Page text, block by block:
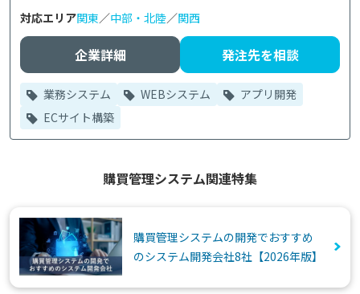
対応エリア関東／中部・北陸／関西
企業詳細 発注先を相談
業務システム WEBシステム
アプリ開発
ECサイト構築
購買管理システム関連特集
購買管理システムの開発でおすすめ
のシステム開発会社8社【2026年版】